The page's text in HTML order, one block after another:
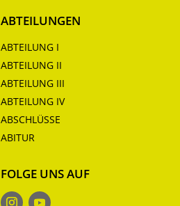
ABTEILUNGEN
ABTEILUNG I
ABTEILUNG II
ABTEILUNG III
ABTEILUNG IV
ABSCHLÜSSE
ABITUR
FOLGE UNS AUF